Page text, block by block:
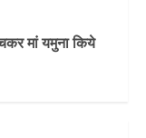
मां यमुना किये